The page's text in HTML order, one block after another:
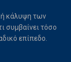
κάλυψη των
συμβαίνει τόσο
επίπεδο.